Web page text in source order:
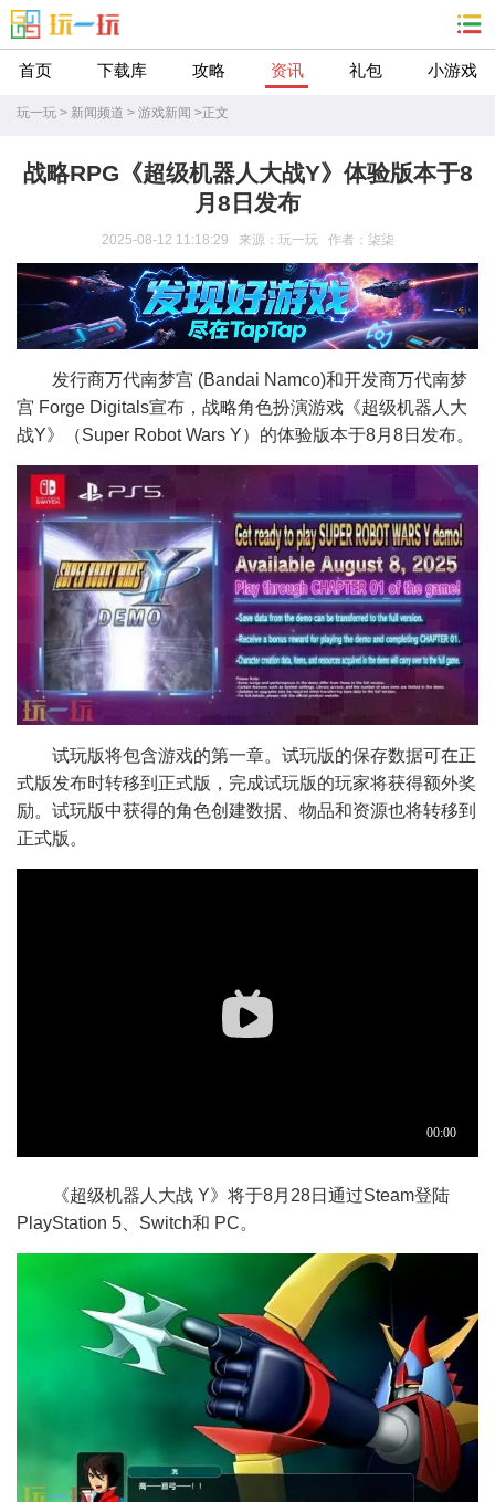
首页 下载库 攻略 资讯 礼包 小游戏
玩一玩 > 新闻频道 > 游戏新闻 >正文
战略RPG《超级机器人大战Y》体验版本于8
月8日发布
2025-08-12 11:18:29 来源：玩一玩 作者：柒柒
发行商万代南梦宫 (Bandai Namco)和开发商万代南梦
宫 Forge Digitals宣布，战略角色扮演游戏《超级机器人大
战Y》（Super Robot Wars Y）的体验版本于8月8日发布。
试玩版将包含游戏的第一章。试玩版的保存数据可在正
式版发布时转移到正式版，完成试玩版的玩家将获得额外奖
励。试玩版中获得的角色创建数据、物品和资源也将转移到
正式版。
《超级机器人大战 Y》将于8月28日通过Steam登陆
PlayStation 5、Switch和 PC。